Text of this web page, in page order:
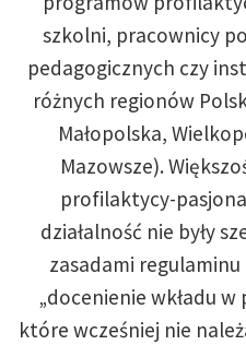
szkolni, pracownicy
pedagogicznych czy
różnych regionów
Małopolska,
Mazowsze).
profilaktycy-
działalność nie były
zasadami
„docenienie wkładu
które wcześniej nie